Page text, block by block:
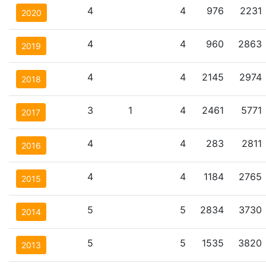
2020 4 4 976 2231
2019 4 4 960 2863
2018 4 4 2145 2974
2017 3 1 4 2461 5771
2016 4 4 283 2811
2015 4 4 1184 2765
2014 5 5 2834 3730
2013 5 5 1535 3820